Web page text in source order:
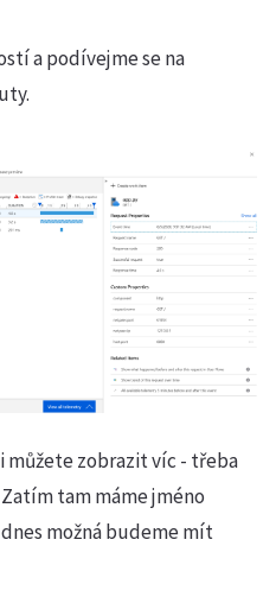
a podívejme se na
můžete zobrazit víc - třeba
tam máme jméno
možná budeme mít